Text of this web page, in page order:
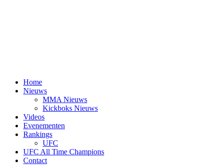
Home
Nieuws
MMA Nieuws
Kickboks Nieuws
Videos
Evenementen
Rankings
UFC
UFC All Time Champions
Contact